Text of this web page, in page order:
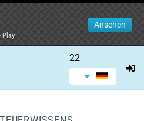
Play
Ansehen
22